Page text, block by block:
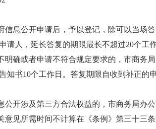
息公开申请后，予以登记，除可以当场
请人，延长答复的期限最长不超过20个工
或者申请不符合规定要求的，市商务局
知书10个工作日。答复期限自收到补正
涉及第三方合法权益的，市商务局办公
见所需时间不计算在《条例》第三十三条